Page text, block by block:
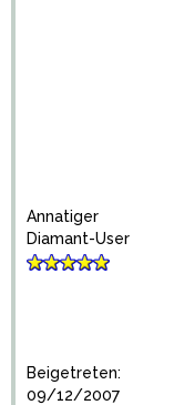
Annatiger
Diamant-User
Beigetreten:
09/12/2007